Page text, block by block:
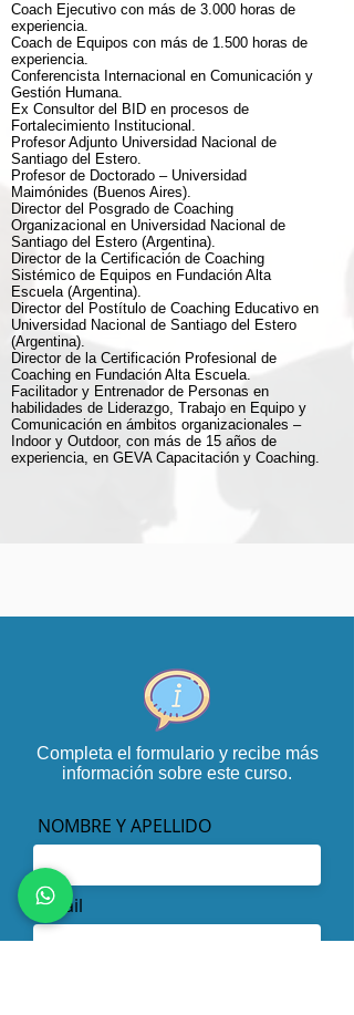
Coach Ejecutivo con más de 3.000 horas de
experiencia.
Coach de Equipos con más de 1.500 horas de
experiencia.
Conferencista Internacional en Comunicación y
Gestión Humana.
Ex Consultor del BID en procesos de
Fortalecimiento Institucional.
Profesor Adjunto Universidad Nacional de
Santiago del Estero.
Profesor de Doctorado – Universidad
Maimónides (Buenos Aires).
Director del Posgrado de Coaching
Organizacional en Universidad Nacional de
Santiago del Estero (Argentina).
Director de la Certificación de Coaching
Sistémico de Equipos en Fundación Alta
Escuela (Argentina).
Director del Postítulo de Coaching Educativo en
Universidad Nacional de Santiago del Estero
(Argentina).
Director de la Certificación Profesional de
Coaching en Fundación Alta Escuela.
Facilitador y Entrenador de Personas en
habilidades de Liderazgo, Trabajo en Equipo y
Comunicación en ámbitos organizacionales –
Indoor y Outdoor, con más de 15 años de
experiencia, en GEVA Capacitación y Coaching.
Completa el formulario y recibe más
información sobre este curso.
NOMBRE Y APELLIDO
Email